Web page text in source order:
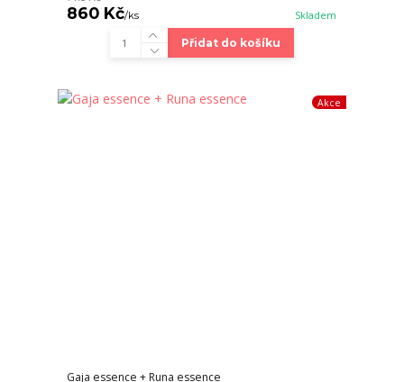
860 Kč/ks Skladem
Přidat do košíku
Akce
Gaja essence + Runa essence